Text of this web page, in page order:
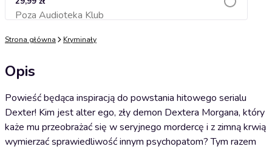
Poza Audioteka KlubDodaj do koszyka
Strona główna Kryminały
Opis
Powieść będąca inspiracją do powstania hitowego serialu
Dexter! Kim jest alter ego, zły demon Dextera Morgana, który
każe mu przeobrażać się w seryjnego mordercę i z zimną krwią
wymierzać sprawiedliwość innym psychopatom? Tym razem